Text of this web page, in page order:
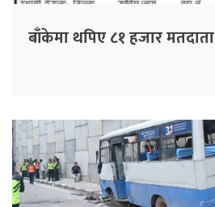
बाँकेमा थपिए ८१ हजार मतदाता